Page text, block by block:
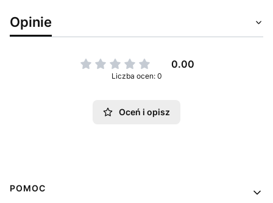
Opinie
0.00
Liczba ocen: 0
Oceń i opisz
Linki w stopce
POMOC